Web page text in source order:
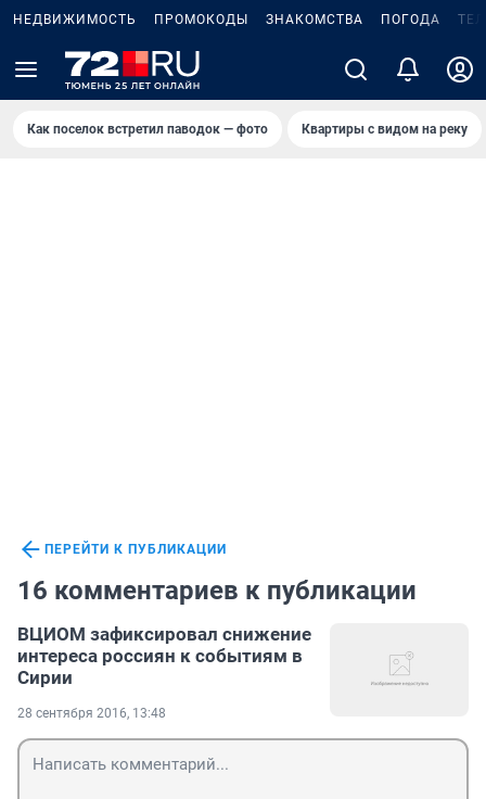
НЕДВИЖИМОСТЬ ПРОМОКОДЫ ЗНАКОМСТВА ПОГОДА
Как поселок встретил паводок — фото Квартиры с видом на реку
ПЕРЕЙТИ К ПУБЛИКАЦИИ
16 комментариев к публикации
ВЦИОМ зафиксировал снижение
интереса россиян к событиям в
Сирии
28 сентября 2016, 13:48